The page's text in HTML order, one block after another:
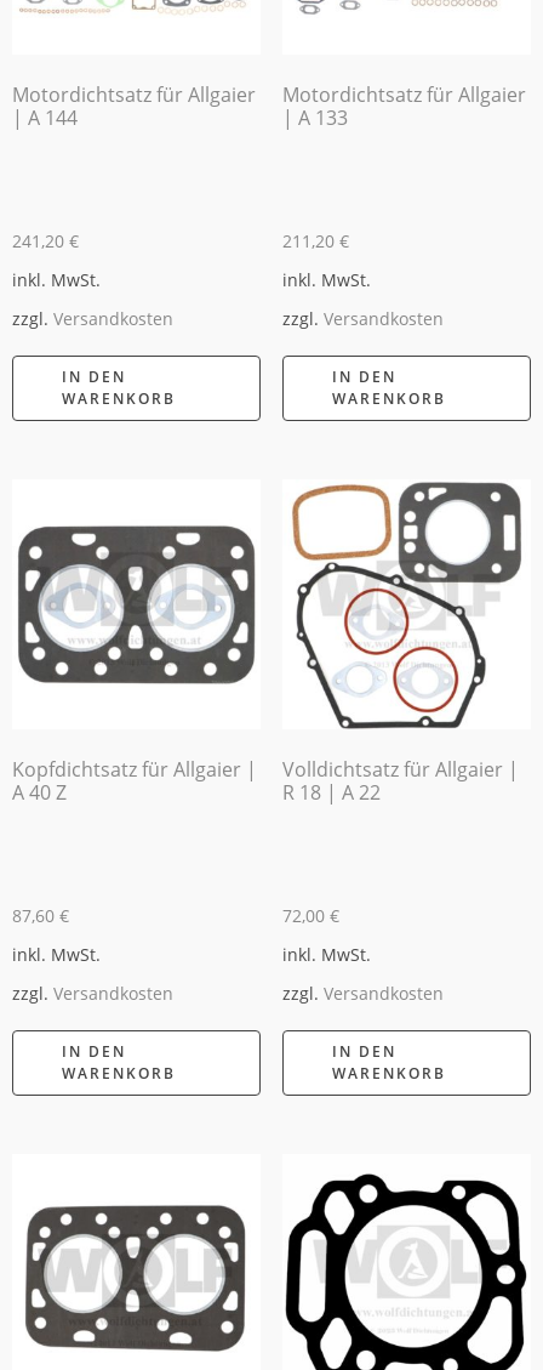
Motordichtsatz für Allgaier
| A 144
241,20 €
inkl. MwSt.
zzgl. Versandkosten
IN DEN
WARENKORB
Motordichtsatz für Allgaier
| A 133
211,20 €
inkl. MwSt.
zzgl. Versandkosten
IN DEN
WARENKORB
Kopfdichtsatz für Allgaier |
A 40 Z
87,60 €
inkl. MwSt.
zzgl. Versandkosten
IN DEN
WARENKORB
Volldichtsatz für Allgaier |
R 18 | A 22
72,00 €
inkl. MwSt.
zzgl. Versandkosten
IN DEN
WARENKORB